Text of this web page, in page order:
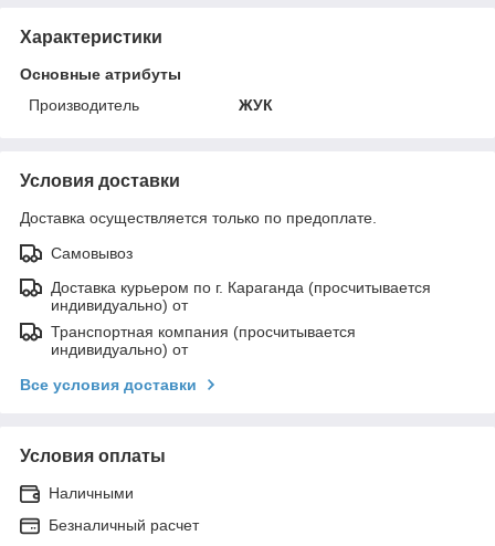
Характеристики
Основные атрибуты
Производитель
ЖУК
Условия доставки
Доставка осуществляется только по предоплате.
Самовывоз
Доставка курьером по г. Караганда (просчитывается
индивидуально) от
Транспортная компания (просчитывается
индивидуально) от
Все условия доставки
Условия оплаты
Наличными
Безналичный расчет